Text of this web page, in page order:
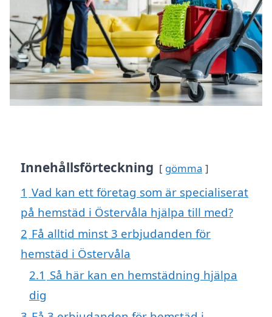
Innehållsförteckning gömma
1 Vad kan ett företag som är specialiserat
på hemstäd i Östervåla hjälpa till med?
2 Få alltid minst 3 erbjudanden för
hemstäd i Östervåla
2.1 Så här kan en hemstädning hjälpa
dig